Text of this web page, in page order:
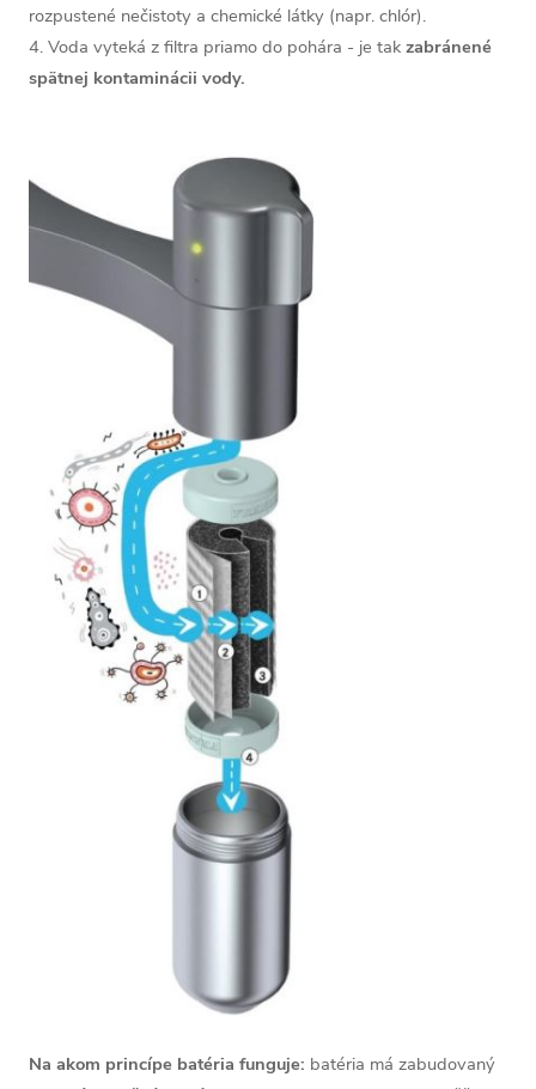
rozpustené nečistoty a chemické látky (napr. chlór).
4. Voda vyteká z filtra priamo do pohára - je tak zabránené
spätnej kontaminácii vody.
Na akom princípe batéria funguje: batéria má zabudovaný